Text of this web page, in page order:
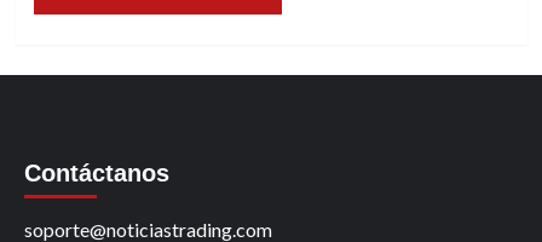
Contáctanos
soporte@noticiastrading.com